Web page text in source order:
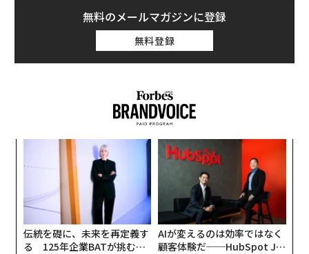
無料のメールマガジンに登録
無料登録
伝統を礎に、未来を再定義す
る 125年企業BATが挑むス
AIが変えるのは効率ではなく
顧客体験だ──HubSpot Ja